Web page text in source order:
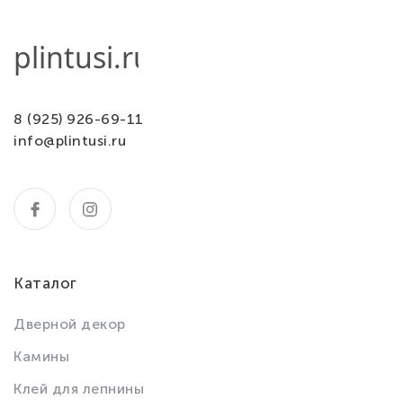
8 (925) 926-69-11
info@plintusi.ru
Каталог
Дверной декор
Камины
Клей для лепнины